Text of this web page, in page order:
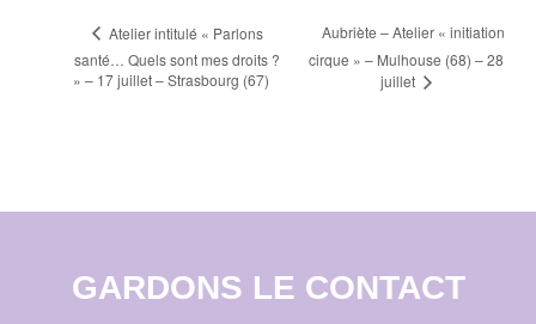
Navigation
Évènement
Atelier intitulé « Parlons
santé… Quels sont mes droits ?
» – 17 juillet – Strasbourg (67)
Aubriète – Atelier « initiation
cirque » – Mulhouse (68) – 28
juillet
GARDONS LE CONTACT